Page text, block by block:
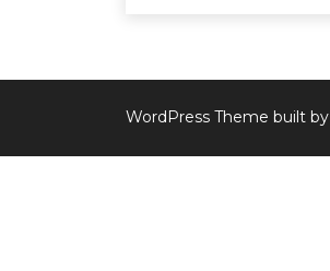
WordPress Theme built by